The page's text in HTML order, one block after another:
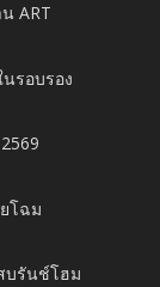
ART
รอบรอง
โฉม
บรันช์โฮม